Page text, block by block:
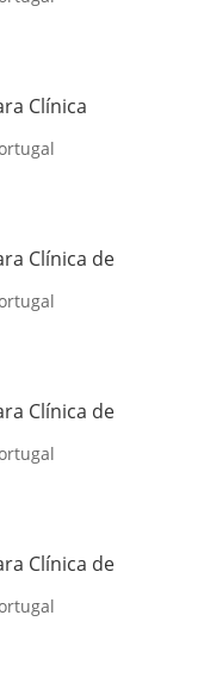
Clínica
Clínica de
Clínica de
Clínica de